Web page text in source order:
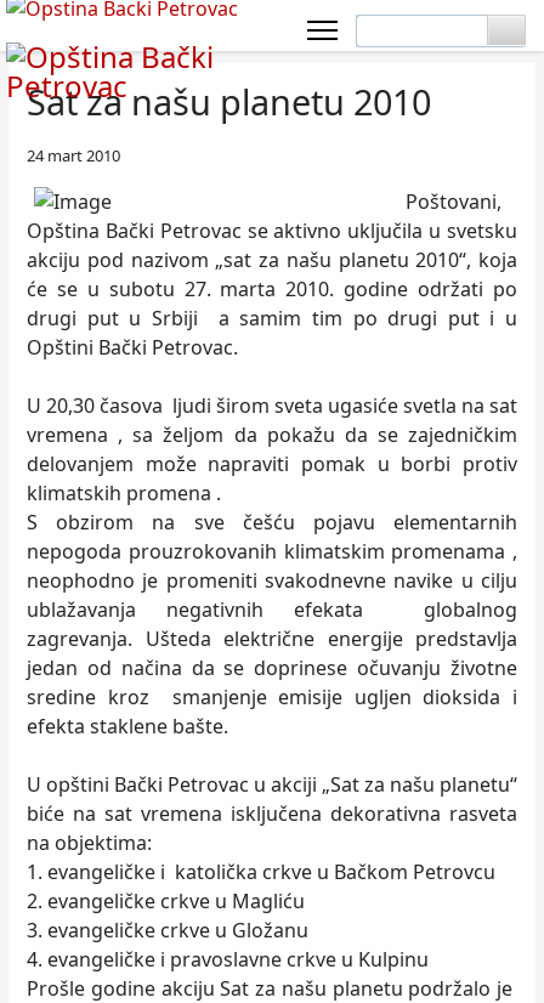
Sat za našu planetu 2010
24 mart 2010
Poštovani,
Opština Bački Petrovac se aktivno uključila u svetsku
akciju pod nazivom „sat za našu planetu 2010“, koja
će se u subotu 27. marta 2010. godine održati po
drugi put u Srbiji a samim tim po drugi put i u
Opštini Bački Petrovac.
U 20,30 časova ljudi širom sveta ugasiće svetla na sat
vremena , sa željom da pokažu da se zajedničkim
delovanjem može napraviti pomak u borbi protiv
klimatskih promena .
S obzirom na sve češću pojavu elementarnih
nepogoda prouzrokovanih klimatskim promenama ,
neophodno je promeniti svakodnevne navike u cilju
ublažavanja negativnih efekata globalnog
zagrevanja. Ušteda električne energije predstavlja
jedan od načina da se doprinese očuvanju životne
sredine kroz smanjenje emisije ugljen dioksida i
efekta staklene bašte.
U opštini Bački Petrovac u akciji „Sat za našu planetu“
biće na sat vremena isključena dekorativna rasveta
na objektima:
1. evangeličke i katolička crkve u Bačkom Petrovcu
2. evangeličke crkve u Magliću
3. evangeličke crkve u Gložanu
4. evangeličke i pravoslavne crkve u Kulpinu
Prošle godine akciju Sat za našu planetu podržalo je